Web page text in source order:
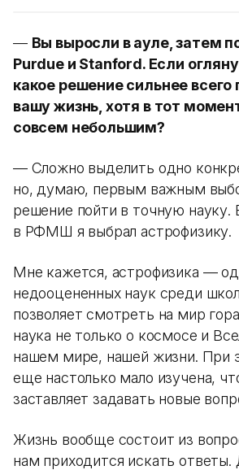
— Вы выросли в ауле, затем
Purdue и Stanford. Если
какое решение сильнее всего
вашу жизнь, хотя в тот
совсем небольшим?
— Сложно выделить одно
но, думаю, первым важным
решение пойти в точную науку.
в РФМШ я выбрал астрофизику.
Мне кажется, астрофизика —
недооцененных наук среди
позволяет смотреть на мир
наука не только о космосе и
нашем мире, нашей жизни. При
еще настолько мало изучена,
заставляет задавать новые
Жизнь вообще состоит из
нам приходится искать